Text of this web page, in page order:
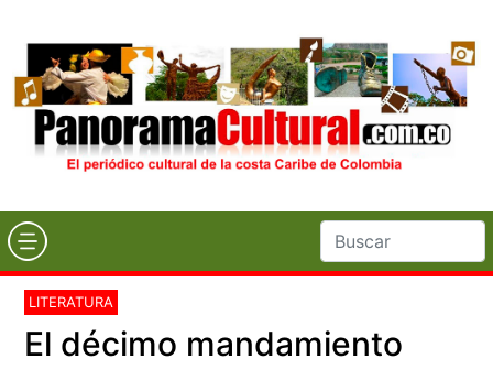
LITERATURA
El décimo mandamiento